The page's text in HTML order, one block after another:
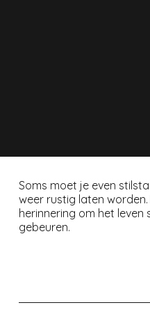
Soms moet je even
weer rustig laten
herinnering om het
gebeuren.